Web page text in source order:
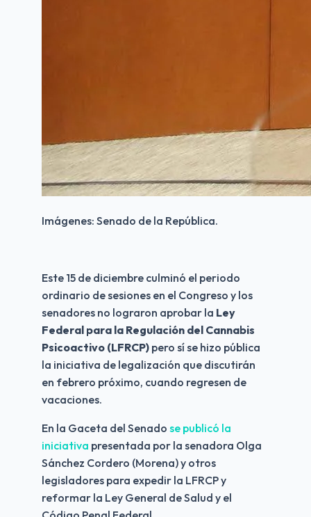
Imágenes: Senado de la República.
Este 15 de diciembre culminó el periodo
ordinario de sesiones en el Congreso y los
senadores no lograron aprobar la Ley
Federal para la Regulación del Cannabis
Psicoactivo (LFRCP) pero sí se hizo pública
la iniciativa de legalización que discutirán
en febrero próximo, cuando regresen de
vacaciones.
En la Gaceta del Senado se publicó la
iniciativa presentada por la senadora Olga
Sánchez Cordero (Morena) y otros
legisladores para expedir la LFRCP y
reformar la Ley General de Salud y el